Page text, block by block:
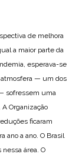
de melhora
a maior parte da
esperava-se
atmosfera — um dos
sofressem uma
Organização
ficaram
ano a ano. O Brasil
área. O